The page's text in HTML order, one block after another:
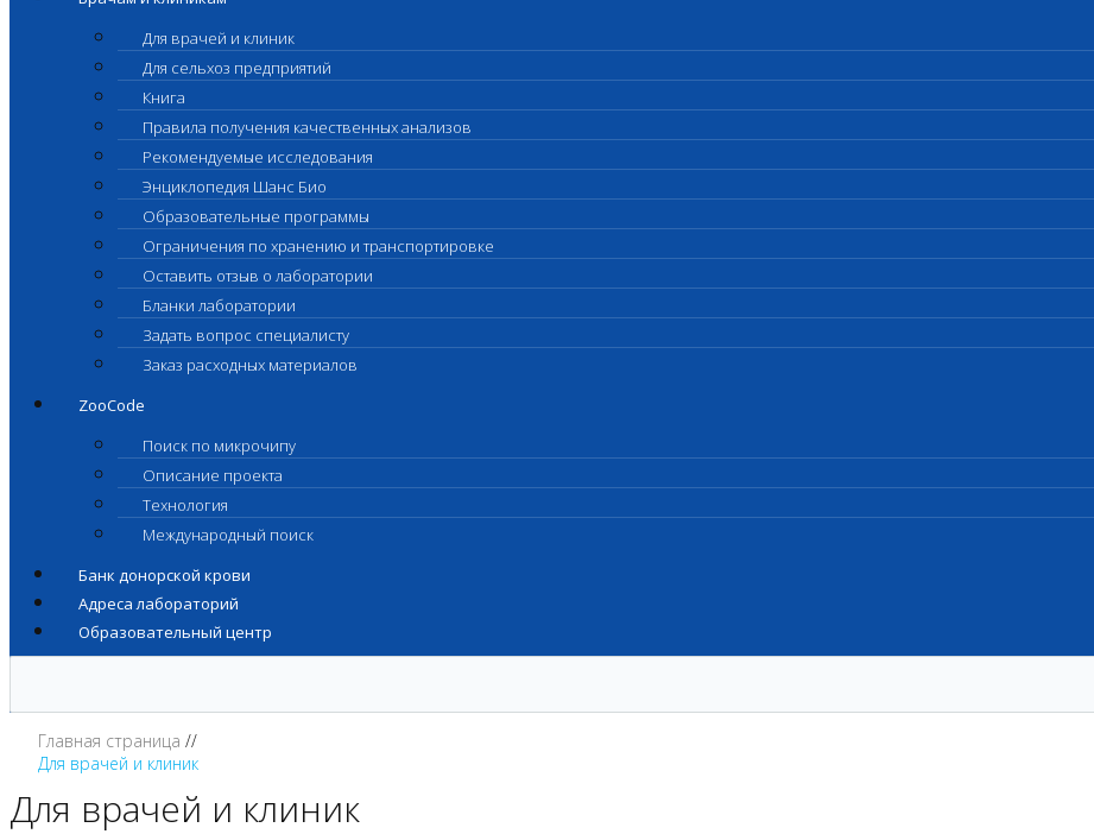
Для врачей и клиник
Для сельхоз предприятий
Книга
Правила получения качественных анализов
Рекомендуемые исследования
Энциклопедия Шанс Био
Образовательные программы
Ограничения по хранению и транспортировке
Оставить отзыв о лаборатории
Бланки лаборатории
Задать вопрос специалисту
Заказ расходных материалов
ZooCode
Поиск по микрочипу
Описание проекта
Технология
Международный поиск
Банк донорской крови
Адреса лабораторий
Образовательный центр
Главная страница
Для врачей и клиник
Для врачей и клиник